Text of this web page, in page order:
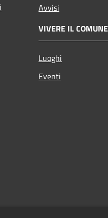
Avvisi
VIVERE IL COMUNE
Luoghi
Eventi